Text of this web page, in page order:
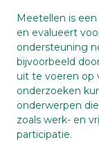
Meetellen is
en evalueert
ondersteuning
bijvoorbeeld
uit te voeren op
onderzoeken
onderwerpen
zoals werk- en
participatie.